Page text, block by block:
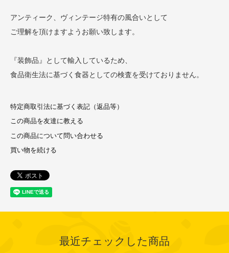
アンティーク、ヴィンテージ特有の風合いとして
ご理解を頂けますようお願い致します。
『装飾品』として輸入しているため、
食品衛生法に基づく食器としての検査を受けておりません。
特定商取引法に基づく表記（返品等）
この商品を友達に教える
この商品について問い合わせる
買い物を続ける
最近チェックした商品